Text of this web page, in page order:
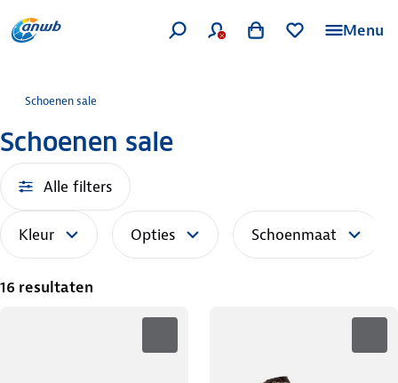
Menu
Schoenen sale
Schoenen sale
Alle filters
Kleur Opties Schoenmaat
16 resultaten